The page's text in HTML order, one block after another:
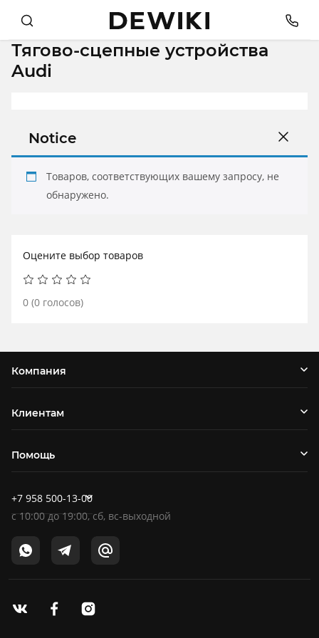
Тягово-сцепные устройства
Audi
Notice
Товаров, соответствующих вашему запросу, не
обнаружено.
Оцените выбор товаров
0 (0 голосов)
Компания
Клиентам
Помощь
+7 958 500-13-00
c10:00до19:00, сб, вс-выходной